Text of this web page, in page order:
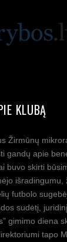
KLUBĄ
Žirmūnų
gandų apie
buvo skirti
išradingumu,
futbolo
sudėtį,
gimimo diena
tapo